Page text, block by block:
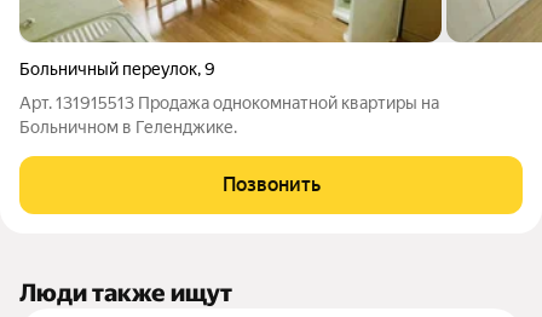
Больничный переулок,9
Арт. 131915513 Продажа однокомнатной квартиры на
Больничном в Геленджике.
Позвонить
Люди также ищут